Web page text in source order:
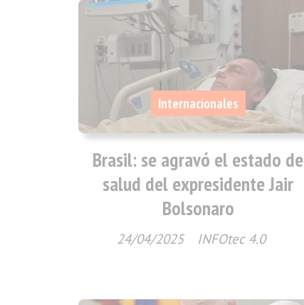
Brasil: se agravó el estado de
salud del expresidente Jair
Bolsonaro
INFOtec 4.0
Internacionales
24/04/2025